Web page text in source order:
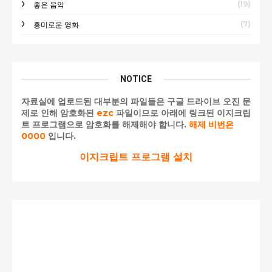
좋은 음악 (19)
흥미로운 영화 (7)
NOTICE
자료실에 업로드된 대부분의 파일들은 구글 드라이브 오진 문
제로 인해 암호화된 ezc 파일이므로 아래에 링크된 이지크립
트 프로그램으로 암호화를 해제해야 합니다. 해제 비번은
0000 입니다.
이지크립트 프로그램 설치